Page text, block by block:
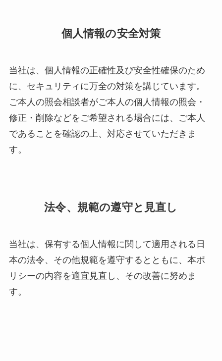
個人情報の安全対策
当社は、個人情報の正確性及び安全性確保のため
に、セキュリティに万全の対策を講じています。
ご本人の照会相談者がご本人の個人情報の照会・
修正・削除などをご希望される場合には、ご本人
であることを確認の上、対応させていただきま
す。
法令、規範の遵守と見直し
当社は、保有する個人情報に関して適用される日
本の法令、その他規範を遵守するとともに、本ポ
リシーの内容を適宜見直し、その改善に努めま
す。